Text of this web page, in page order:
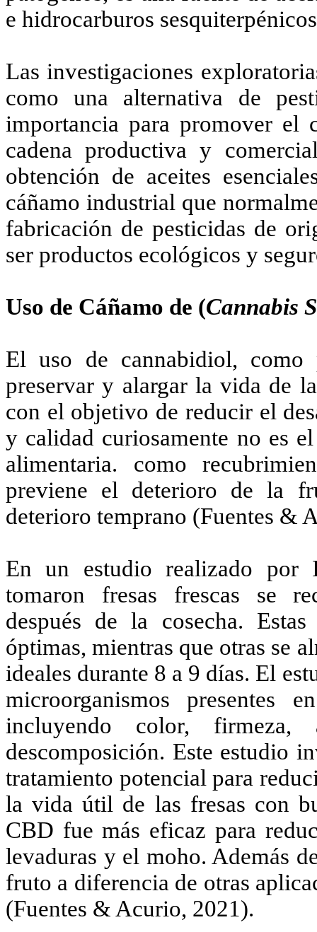
e hidrocarburos
Las investigaciones
como una alternativa de
importancia para promover
cadena productiva y
obtención de aceites
cáñamo industrial que
fabricación de pesticidas de
ser productos ecológicos y
Uso de Cáñamo de (Cannabis
El uso de cannabidiol, como
preservar y alargar la vida de
con el objetivo de reducir el
y calidad curiosamente no es
alimentaria. como
previene el deterioro de la
deterioro temprano (Fuentes &
En un estudio realizado por
tomaron fresas frescas se
después de la cosecha.
óptimas, mientras que otras se
ideales durante 8 a 9 días. El
microorganismos presentes
incluyendo color, firmeza,
descomposición. Este estudio
tratamiento potencial para
la vida útil de las fresas con
CBD fue más eficaz para
levaduras y el moho. Además
fruto a diferencia de otras
(Fuentes & Acurio, 2021).